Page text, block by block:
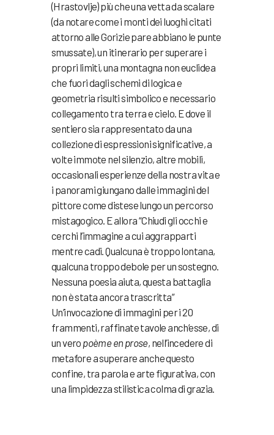
(Hrastovlje) più che una vetta da scalare
(da notare come i monti dei luoghi citati
attorno alle Gorizie pare abbiano le punte
smussate), un itinerario per superare i
propri limiti, una montagna non euclidea
che fuori dagli schemi di logica e
geometria risulti simbolico e necessario
collegamento tra terra e cielo. E dove il
sentiero sia rappresentato da una
collezione di espressioni significative, a
volte immote nel silenzio, altre mobili,
occasionali esperienze della nostra vita e
i panorami giungano dalle immagini del
pittore come distese lungo un percorso
mistagogico. E allora “Chiudi gli occhi e
cerchi l’immagine a cui aggrapparti
mentre cadi. Qualcuna è troppo lontana,
qualcuna troppo debole per un sostegno.
Nessuna poesia aiuta, questa battaglia
non è stata ancora trascritta”
Un’invocazione di immagini per i 20
frammenti, raffinate tavole anch’esse, di
un vero poème en prose, nell’incedere di
metafore a superare anche questo
confine, tra parola e arte figurativa, con
una limpidezza stilistica colma di grazia.